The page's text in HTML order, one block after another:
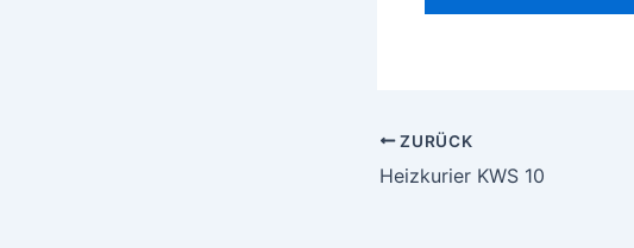
ZURÜCK
Heizkurier KWS 10